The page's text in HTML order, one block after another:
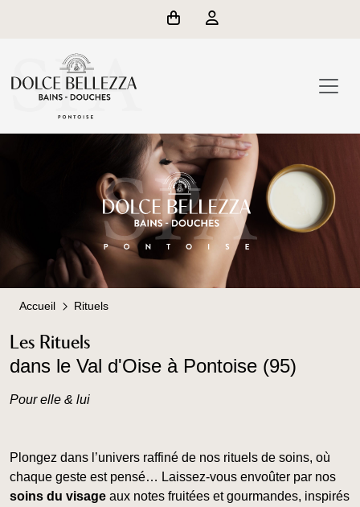
Accueil Rituels
Les Rituels
dans le Val d'Oise à Pontoise (95)
Pour elle & lui
Plongez dans l’univers raffiné de nos rituels de soins, où
chaque geste est pensé… Laissez-vous envoûter par nos
soins du visage aux notes fruitées et gourmandes, inspirés